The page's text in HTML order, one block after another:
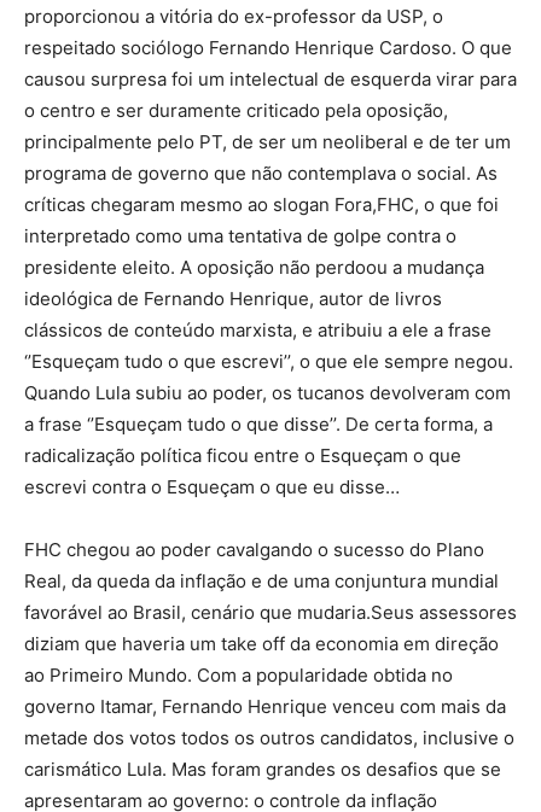
proporcionou a vitória do ex-professor da USP, o
respeitado sociólogo Fernando Henrique Cardoso. O que
causou surpresa foi um intelectual de esquerda virar para
o centro e ser duramente criticado pela oposição,
principalmente pelo PT, de ser um neoliberal e de ter um
programa de governo que não contemplava o social. As
críticas chegaram mesmo ao slogan Fora,FHC, o que foi
interpretado como uma tentativa de golpe contra o
presidente eleito. A oposição não perdoou a mudança
ideológica de Fernando Henrique, autor de livros
clássicos de conteúdo marxista, e atribuiu a ele a frase
‘’Esqueçam tudo o que escrevi’’, o que ele sempre negou.
Quando Lula subiu ao poder, os tucanos devolveram com
a frase ‘’Esqueçam tudo o que disse’’. De certa forma, a
radicalização política ficou entre o Esqueçam o que
escrevi contra o Esqueçam o que eu disse…
FHC chegou ao poder cavalgando o sucesso do Plano
Real, da queda da inflação e de uma conjuntura mundial
favorável ao Brasil, cenário que mudaria.Seus assessores
diziam que haveria um take off da economia em direção
ao Primeiro Mundo. Com a popularidade obtida no
governo Itamar, Fernando Henrique venceu com mais da
metade dos votos todos os outros candidatos, inclusive o
carismático Lula. Mas foram grandes os desafios que se
apresentaram ao governo: o controle da inflação